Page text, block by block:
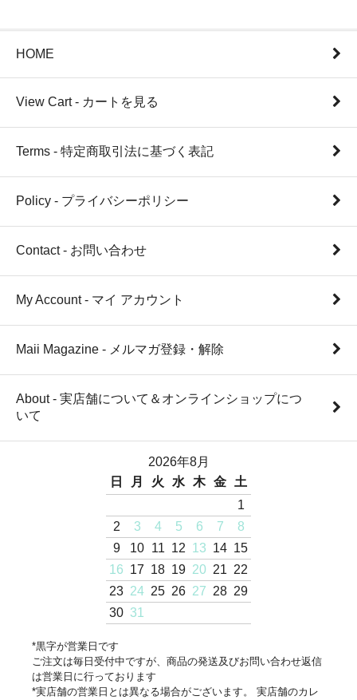
HOME
View Cart - カートを見る
Terms - 特定商取引法に基づく表記
Policy - プライバシーポリシー
Contact - お問い合わせ
My Account - マイ アカウント
Maii Magazine - メルマガ登録・解除
About - 実店舗について＆オンラインショップにつ
いて
2026年8月
日
月 火 水 木 金
土
1
2
3 4 5 6 7
8
9
10 11 12 13 14 15
16 17 18 19 20 21 22
23 24 25 26 27 28 29
30 31
*黒字が営業日です
ご注文は毎日受付中ですが、商品の発送及びお問い合わせ返信
は営業日に行っております
*実店舗の営業日とは異なる場合がございます。 実店舗のカレ